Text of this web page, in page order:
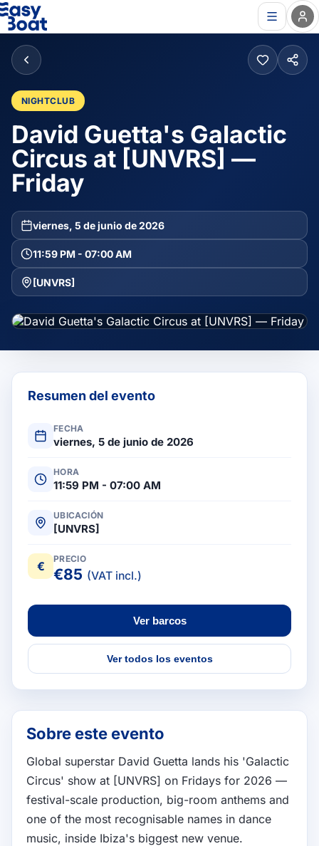
NIGHTCLUB
David Guetta's Galactic
Circus at [UNVRS] —
Friday
viernes, 5 de junio de 2026
11:59 PM - 07:00 AM
[UNVRS]
Sobre este evento
Global superstar David Guetta lands his 'Galactic
Circus' show at [UNVRS] on Fridays for 2026 —
festival-scale production, big-room anthems and
one of the most recognisable names in dance
music, inside Ibiza's biggest new venue.
Resumen del evento
FECHA
viernes, 5 de junio de 2026
HORA
11:59 PM - 07:00 AM
UBICACIÓN
[UNVRS]
€
PRECIO
€85 (VAT incl.)
Ver barcos
Ver todos los eventos